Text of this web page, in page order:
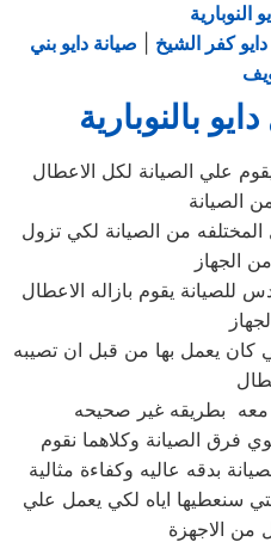
النوبارية
كفر الشيخ
صيانة دايو بني
بالنوبارية
علي الصيانة لكل الاعطال
الصيانة
من الصيانة لكي تزول
الجهاز
يقوم بازاله الاعطال
كان يعمل بها من قبل ان تصيبه
فرق الصيانة وكلاهما نقوم
بدقه عاليه وكفاءة مثالية
سنعطيها اياه لكي يعمل علي
من الاجهزة